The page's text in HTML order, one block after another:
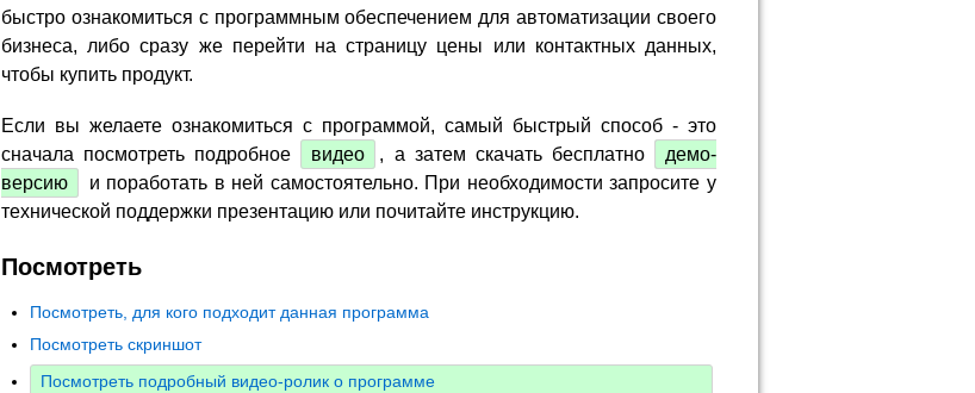
быстро ознакомиться с программным обеспечением для автоматизации своего
бизнеса, либо сразу же перейти на страницу цены или контактных данных,
чтобы купить продукт.
Если вы желаете ознакомиться с программой, самый быстрый способ - это
сначала посмотреть подробное
видео , а затем скачать бесплатно
демо-
версию
и поработать в ней самостоятельно. При необходимости запросите у
технической поддержки презентацию или почитайте инструкцию.
Посмотреть
Посмотреть, для кого подходит данная программа
Посмотреть скриншот
Посмотреть подробный видео-ролик о программе